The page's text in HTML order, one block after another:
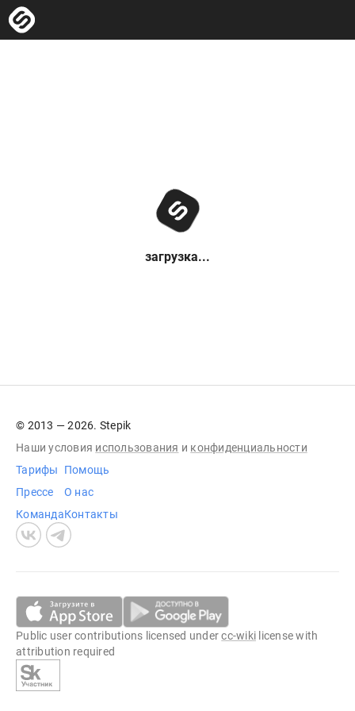
загрузка...
© 2013 — 2026. Stepik
Наши условия использования и конфиденциальности
Тарифы
Прессе
Команда
Помощь
О нас
Контакты
Public user contributions licensed undercc-wiki license with
attribution required